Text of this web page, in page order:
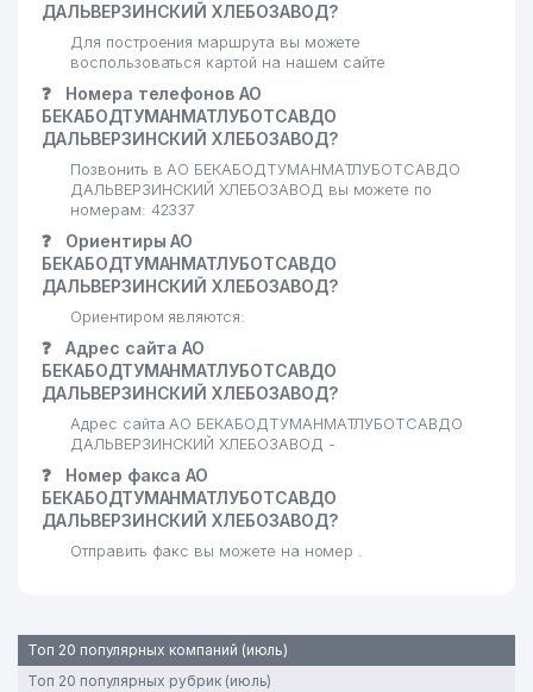
ДАЛЬВЕРЗИНСКИЙ ХЛЕБОЗАВОД?
Для построения маршрута вы можете
воспользоваться картой на нашем сайте
❓
Номера телефонов АО
БЕКАБОДТУМАНМАТЛУБОТСАВДО
ДАЛЬВЕРЗИНСКИЙ ХЛЕБОЗАВОД?
Позвонить в АО БЕКАБОДТУМАНМАТЛУБОТСАВДО
ДАЛЬВЕРЗИНСКИЙ ХЛЕБОЗАВОД вы можете по
номерам: 42337
❓
Ориентиры АО
БЕКАБОДТУМАНМАТЛУБОТСАВДО
ДАЛЬВЕРЗИНСКИЙ ХЛЕБОЗАВОД?
Ориентиром являются:
❓
Адрес сайта АО
БЕКАБОДТУМАНМАТЛУБОТСАВДО
ДАЛЬВЕРЗИНСКИЙ ХЛЕБОЗАВОД?
Адрес сайта АО БЕКАБОДТУМАНМАТЛУБОТСАВДО
ДАЛЬВЕРЗИНСКИЙ ХЛЕБОЗАВОД -
❓
Номер факса АО
БЕКАБОДТУМАНМАТЛУБОТСАВДО
ДАЛЬВЕРЗИНСКИЙ ХЛЕБОЗАВОД?
Отправить факс вы можете на номер .
Топ 20 популярных компаний (июль)
Топ 20 популярных рубрик (июль)